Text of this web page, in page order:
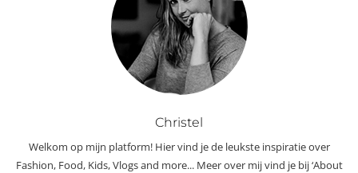
Christel
Welkom op mijn platform! Hier vind je de leukste inspiratie over
Fashion, Food, Kids, Vlogs and more... Meer over mij vind je bij ‘About